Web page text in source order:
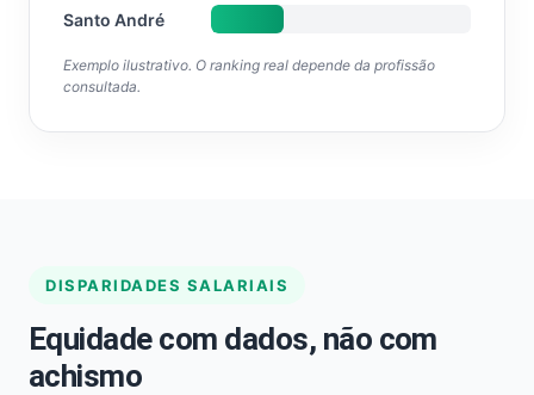
Santo André
Exemplo ilustrativo. O ranking real depende da profissão
consultada.
DISPARIDADES SALARIAIS
Equidade com dados, não com
achismo